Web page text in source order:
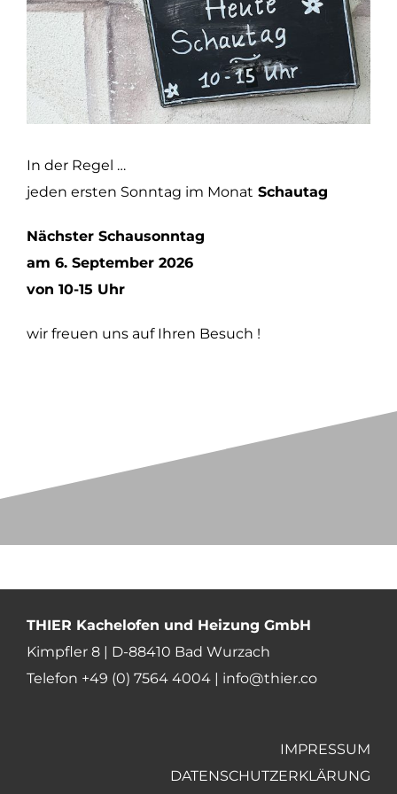
In der Regel …
jeden ersten Sonntag im Monat Schautag
Nächster Schausonntag
am 6. September 2026
von 10-15 Uhr
wir freuen uns auf Ihren Besuch !
THIER Kachelofen und Heizung GmbH
Kimpfler 8 | D-88410 Bad Wurzach
Telefon +49 (0) 7564 4004 | info@thier.co
IMPRESSUM
DATENSCHUTZERKLÄRUNG